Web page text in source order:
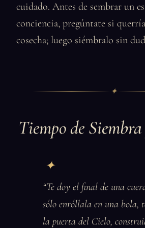
cuidado. Antes de sembrar un
conciencia, pregúntate si
cosecha; luego siémbralo sin
✦
Tiempo de
“Te doy el final de una
sólo enróllala en una bola,
la puerta del Cielo,